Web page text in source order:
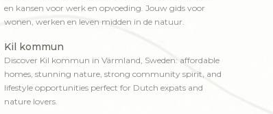
en kansen voor werk en opvoeding. Jouw gids voor
wonen, werken en leven midden in de natuur.
Kil kommun
Discover Kil kommun in Värmland, Sweden: affordable
homes, stunning nature, strong community spirit, and
lifestyle opportunities perfect for Dutch expats and
nature lovers.